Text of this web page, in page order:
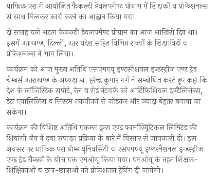
ग्राफिक एरा में आयोजित फैकल्टी डेवलपमेण्ट प्रोग्राम में शिक्षकों व प्रोफेशनल्स
से साथ मिलकर कार्य करने का आह्वान किया गया।
दो सप्ताह चले अटल फैकल्टी डेवलपमेण्ट प्रोग्राम का आज आखिरी दिन था।
इसमें उत्ताखण्ड, दिल्ली, उत्तर प्रदेश सहित विभिन्न राज्यों के शिक्षाविदों व
प्रोफेशनल्स ने भाग लिया।
कार्यक्रम को आज मुख्य अतिथि एसएमएयू इण्टरनैशनल इन्डस्ट्रीज एण्ड ट्रेड
चैम्बर्स उत्तराखण्ड के अध्यक्ष डा. हरेन्द्र कुमार गर्ग ने सम्बोधित करते हुए कहा कि
देश के लाॅजिस्टिक सपोर्ट, रेल व रोड नेटवर्क को आर्टिफिशियल इण्टैलिजेन्स,
डेटा एनालिलिस व सिस्टम तकनीकों से जोड़कर और ज्यादा बेहतर बनाया जा
सकेगा।
कार्यक्रम की विशिष्ट अतिथि एकम्स ड्रग्स एण्ड फार्मास्यिूटिकल लिमिटेड की
शिवांगी जैन ने दवा उत्पादन प्रक्रिया के बारे में विस्तार से जानकारी दी। इस
अवसर पर ग्राफिक एरा डीम्ड यूनिवर्सिटी व एसएमएयू इण्टरनैशनल इन्डस्ट्रीज
एण्ड ट्रेड चैम्बर्स के बीच एक एमओयू किया गया। एमओयू के तहत शिक्षक-
शिक्षिकाओं व छात्र-छात्राओं को प्रोफेशनल ट्रेनिंग दी जायेगी।